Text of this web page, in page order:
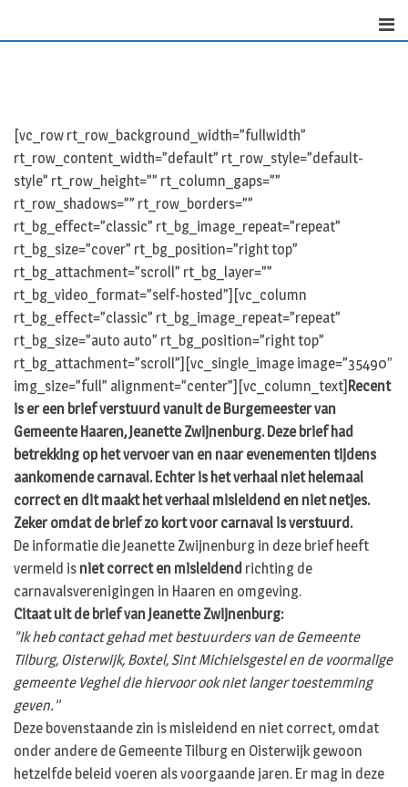
[vc_row rt_row_background_width=”fullwidth”
rt_row_content_width=”default” rt_row_style=”default-
style” rt_row_height=”” rt_column_gaps=””
rt_row_shadows=”” rt_row_borders=””
rt_bg_effect=”classic” rt_bg_image_repeat=”repeat”
rt_bg_size=”cover” rt_bg_position=”right top”
rt_bg_attachment=”scroll” rt_bg_layer=””
rt_bg_video_format=”self-hosted”][vc_column
rt_bg_effect=”classic” rt_bg_image_repeat=”repeat”
rt_bg_size=”auto auto” rt_bg_position=”right top”
rt_bg_attachment=”scroll”][vc_single_image image=”35490″
img_size=”full” alignment=”center”][vc_column_text] Recent
is er een brief verstuurd vanuit de Burgemeester van
Gemeente Haaren, Jeanette Zwijnenburg. Deze brief had
betrekking op het vervoer van en naar evenementen tijdens
aankomende carnaval. Echter is het verhaal niet helemaal
correct en dit maakt het verhaal misleidend en niet netjes.
Zeker omdat de brief zo kort voor carnaval is verstuurd.
De informatie die Jeanette Zwijnenburg in deze brief heeft
vermeld is niet correct en misleidend richting de
carnavalsverenigingen in Haaren en omgeving.
Citaat uit de brief van Jeanette Zwijnenburg:
”Ik heb contact gehad met bestuurders van de Gemeente
Tilburg, Oisterwijk, Boxtel, Sint Michielsgestel en de voormalige
gemeente Veghel die hiervoor ook niet langer toestemming
geven.’’
Deze bovenstaande zin is misleidend en niet correct, omdat
onder andere de Gemeente Tilburg en Oisterwijk gewoon
hetzelfde beleid voeren als voorgaande jaren. Er mag in deze